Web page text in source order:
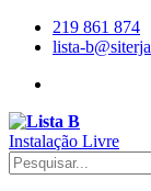
219 861 874
lista-
Instalação Livre